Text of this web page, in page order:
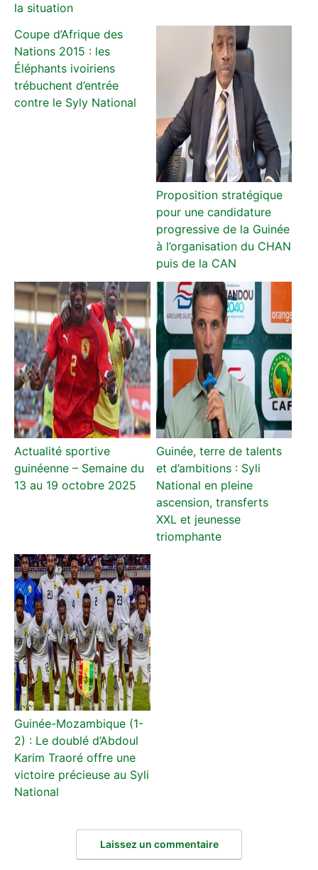
la situation
Coupe d’Afrique des
Nations 2015 : les
Éléphants ivoiriens
trébuchent d’entrée
contre le Syly National
Proposition stratégique
pour une candidature
progressive de la Guinée
à l’organisation du CHAN
puis de la CAN
Actualité sportive
guinéenne – Semaine du
13 au 19 octobre 2025
Guinée, terre de talents
et d’ambitions : Syli
National en pleine
ascension, transferts
XXL et jeunesse
triomphante
Guinée-Mozambique (1-
2) : Le doublé d’Abdoul
Karim Traoré offre une
victoire précieuse au Syli
National
Laissez un commentaire